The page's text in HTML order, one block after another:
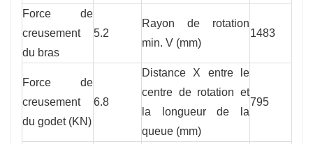
Force de
creusement
du bras
5.2
Rayon de rotation
min. V (mm)
1483
Force de
creusement
du godet (KN)
6.8
Distance X entre le
centre de rotation et
la longueur de la
queue (mm)
795